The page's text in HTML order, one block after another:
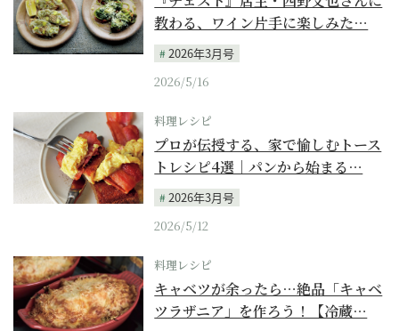
教わる、ワイン片手に楽しみた…
2026年3月号
2026/5/16
料理レシピ
プロが伝授する、家で愉しむトース
トレシピ4選｜パンから始まる…
2026年3月号
2026/5/12
料理レシピ
キャベツが余ったら…絶品「キャベ
ツラザニア」を作ろう！【冷蔵…